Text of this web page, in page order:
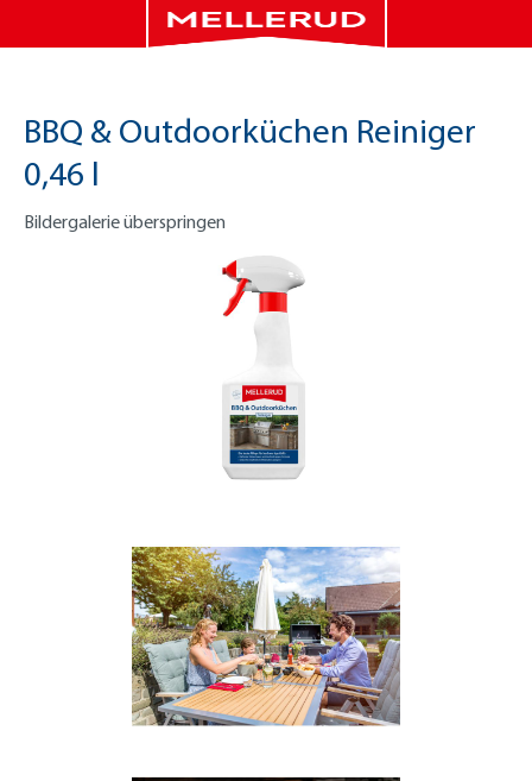
BBQ & Outdoorküchen Reiniger
0,46 l
Bildergalerie überspringen